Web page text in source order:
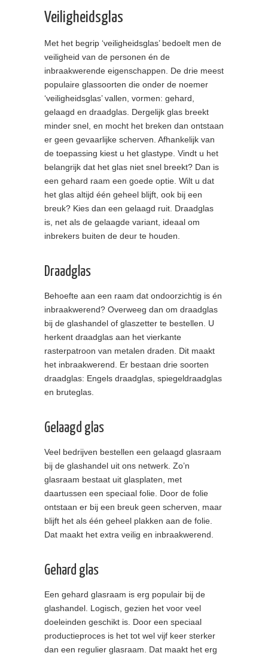
Veiligheidsglas
Met het begrip ‘veiligheidsglas’ bedoelt men de
veiligheid van de personen én de
inbraakwerende eigenschappen. De drie meest
populaire glassoorten die onder de noemer
‘veiligheidsglas’ vallen, vormen: gehard,
gelaagd en draadglas. Dergelijk glas breekt
minder snel, en mocht het breken dan ontstaan
er geen gevaarlijke scherven. Afhankelijk van
de toepassing kiest u het glastype. Vindt u het
belangrijk dat het glas niet snel breekt? Dan is
een gehard raam een goede optie. Wilt u dat
het glas altijd één geheel blijft, ook bij een
breuk? Kies dan een gelaagd ruit. Draadglas
is, net als de gelaagde variant, ideaal om
inbrekers buiten de deur te houden.
Draadglas
Behoefte aan een raam dat ondoorzichtig is én
inbraakwerend? Overweeg dan om draadglas
bij de glashandel of glaszetter te bestellen. U
herkent draadglas aan het vierkante
rasterpatroon van metalen draden. Dit maakt
het inbraakwerend. Er bestaan drie soorten
draadglas: Engels draadglas, spiegeldraadglas
en bruteglas.
Gelaagd glas
Veel bedrijven bestellen een gelaagd glasraam
bij de glashandel uit ons netwerk. Zo’n
glasraam bestaat uit glasplaten, met
daartussen een speciaal folie. Door de folie
ontstaan er bij een breuk geen scherven, maar
blijft het als één geheel plakken aan de folie.
Dat maakt het extra veilig en inbraakwerend.
Gehard glas
Een gehard glasraam is erg populair bij de
glashandel. Logisch, gezien het voor veel
doeleinden geschikt is. Door een speciaal
productieproces is het tot wel vijf keer sterker
dan een regulier glasraam. Dat maakt het erg